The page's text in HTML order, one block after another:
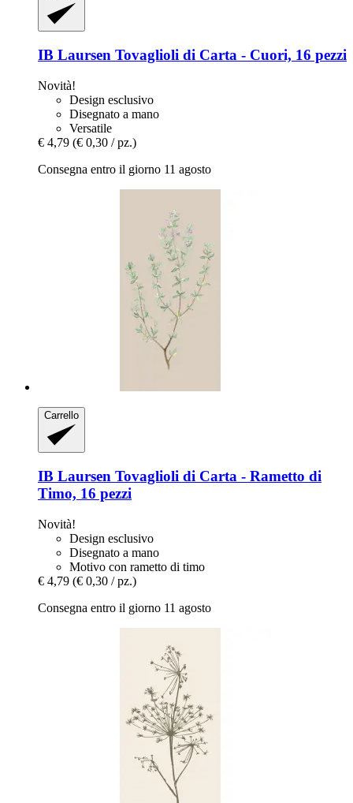
IB Laursen Tovaglioli di Carta -​ Cuori, 16 pezzi
Novità!
Design esclusivo
Disegnato a mano
Versatile
€ 4,79 (€ 0,30 / pz.)
Consegna entro il giorno 11 agosto
Carrello
IB Laursen Tovaglioli di Carta -​ Rametto di
Timo, 16 pezzi
Novità!
Design esclusivo
Disegnato a mano
Motivo con rametto di timo
€ 4,79 (€ 0,30 / pz.)
Consegna entro il giorno 11 agosto